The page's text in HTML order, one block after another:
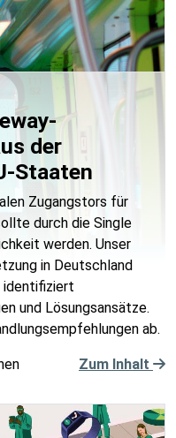
der
Staaten
Zugangstors für
durch die Single
werden. Unser
in Deutschland
identifiziert
und Lösungsansätze.
ab.
Zum Inhalt